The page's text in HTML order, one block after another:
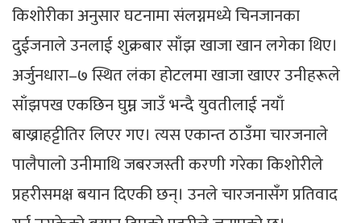
किशोरीका अनुसार घटनामा संलग्नमध्ये चिनजानका
दुईजनाले उनलाई शुक्रबार साँझ खाजा खान लगेका थिए।
अर्जुनधारा–७ स्थित लंका होटलमा खाजा खाएर उनीहरूले
साँझपख एकछिन घुम्न जाउँ भन्दै युवतीलाई नयाँ
बाख्राहट्टीतिर लिएर गए। त्यस एकान्त ठाउँमा चारजनाले
पालैपालो उनीमाथि जबरजस्ती करणी गरेका किशोरीले
प्रहरीसमक्ष बयान दिएकी छन्। उनले चारजनासँग प्रतिवाद